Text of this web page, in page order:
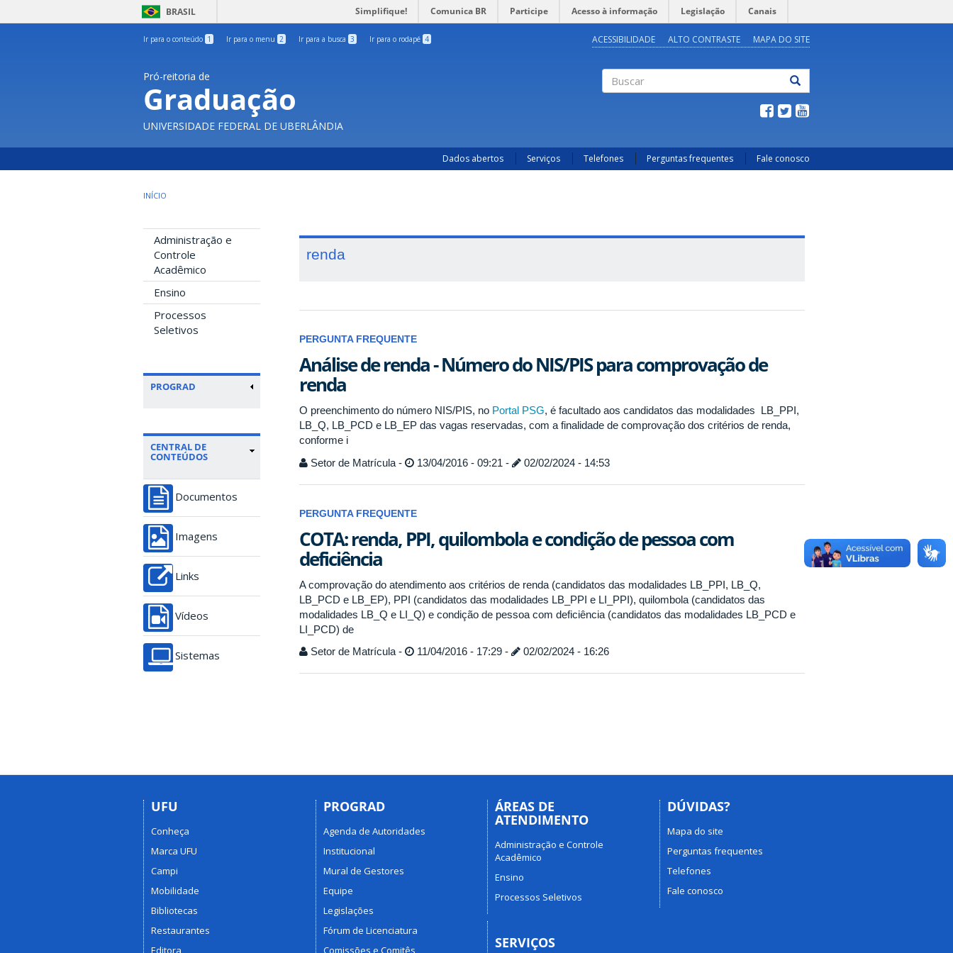
BRASIL Simplifique! Comunica BR Participe Acesso à informação Legislação Canais
Ir para o conteúdo 1 Ir para o menu 2 Ir para a busca 3 Ir para o rodapé 4 ACESSIBILIDADE ALTO CONTRASTE MAPA DO SITE
Pró-reitoria de
Graduação
UNIVERSIDADE FEDERAL DE UBERLÂNDIA
Dados abertos Serviços Telefones Perguntas frequentes Fale conosco
INÍCIO
Administração e
Controle
Acadêmico
Ensino
Processos
Seletivos
PROGRAD
CENTRAL DE
CONTEÚDOS
Documentos
Imagens
Links
Vídeos
Sistemas
renda
PERGUNTA FREQUENTE
Análise de renda - Número do NIS/PIS para comprovação de
renda
O preenchimento do número NIS/PIS, no Portal PSG, é facultado aos candidatos das modalidades LB_PPI,
LB_Q, LB_PCD e LB_EP das vagas reservadas, com a finalidade de comprovação dos critérios de renda,
conforme i
Setor de Matrícula -
13/04/2016 - 09:21 - 02/02/2024 - 14:53
PERGUNTA FREQUENTE
COTA: renda, PPI, quilombola e condição de pessoa com
deficiência
A comprovação do atendimento aos critérios de renda (candidatos das modalidades LB_PPI, LB_Q,
LB_PCD e LB_EP), PPI (candidatos das modalidades LB_PPI e LI_PPI), quilombola (candidatos das
modalidades LB_Q e LI_Q) e condição de pessoa com deficiência (candidatos das modalidades LB_PCD e
LI_PCD) de
Setor de Matrícula -
11/04/2016 - 17:29 - 02/02/2024 - 16:26
UFU
Conheça
Marca UFU
Campi
Mobilidade
Bibliotecas
Restaurantes
Editora
PROGRAD
Agenda de Autoridades
Institucional
Mural de Gestores
Equipe
Legislações
Fórum de Licenciatura
Comissões e Comitês
ÁREAS DE
ATENDIMENTO
Administração e Controle
Acadêmico
Ensino
Processos Seletivos
SERVIÇOS
DÚVIDAS?
Mapa do site
Perguntas frequentes
Telefones
Fale conosco